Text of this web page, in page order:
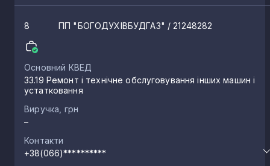
8 ПП "БОГОДУХІВБУДГАЗ" / 21248282
Основний КВЕД
33.19 Ремонт і технічне обслуговування інших машин і
устатковання
Виручка, грн
–
Контакти
+38(066)**********